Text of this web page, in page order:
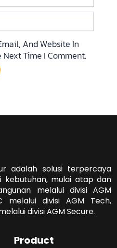
And Website In
Next Time I Comment.
adalah solusi terpercaya
kebutuhan, mulai atap dan
melalui divisi AGM
melalui divisi AGM Tech,
divisi AGM Secure.
Product